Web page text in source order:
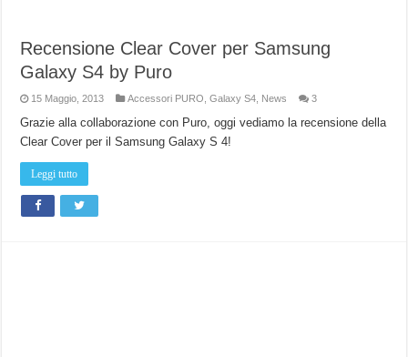
Recensione Clear Cover per Samsung
Galaxy S4 by Puro
15 Maggio, 2013 Accessori PURO ,Galaxy S4 News 3
Grazie alla collaborazione con Puro, oggi vediamo la recensione della
Clear Cover per il Samsung Galaxy S 4!
Leggi tutto